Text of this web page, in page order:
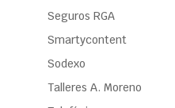
Seguros RGA
Smartycontent
Sodexo
Talleres A. Moreno